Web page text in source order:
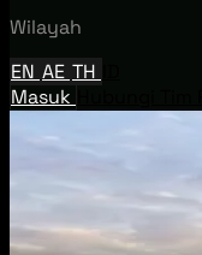
Wilayah
EN AE TH
Masuk